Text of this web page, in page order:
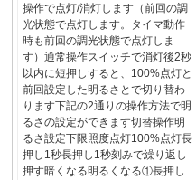
操作で点灯/消灯します（前回の調
光状態で点灯します。タイマ動作
時も前回の調光状態で点灯しま
す）通常操作スイッチで消灯後2秒
以内に短押しすると、100%点灯と
前回設定した明るさとで切り替わ
ります下記の2通りの操作方法で明
るさの設定ができます切替操作明
るさ設定下限照度点灯100%点灯長
押し1秒長押し1秒刻みで繰り返し
押す暗くなる明るくなる①長押し